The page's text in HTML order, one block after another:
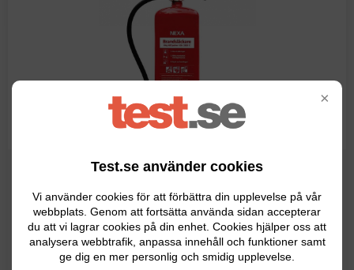
×
Test.se använder cookies
Vi använder cookies för att förbättra din upplevelse på vår
webbplats. Genom att fortsätta använda sidan accepterar
du att vi lagrar cookies på din enhet. Cookies hjälper oss att
analysera webbtrafik, anpassa innehåll och funktioner samt
ge dig en mer personlig och smidig upplevelse.
Toppbetyg hos Bauhaus 2026.
Toppval hos Pricerunner 2026.
Populärt val på Prisjakt 2026.
Brandklass ABC.